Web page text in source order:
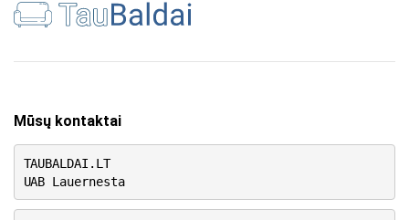
Mūsų kontaktai
TAUBALDAI.LT
UAB Lauernesta